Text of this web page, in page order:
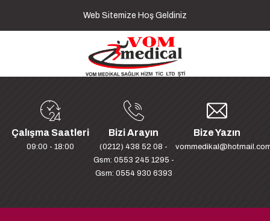
Web Sitemize Hoş Geldiniz
Çalışma Saatleri
09:00 - 18:00
Bizi Arayın
(0212) 438 52 08 -
Gsm: 0553 245 1295 -
Gsm: 0554 930 6393
Bize Yazın